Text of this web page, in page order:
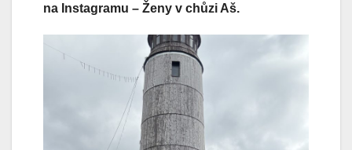
na Instagramu – Ženy v chůzi Aš.